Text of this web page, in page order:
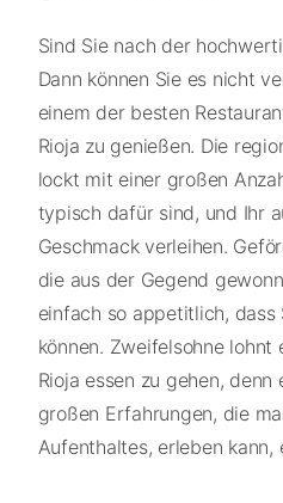
Sind Sie nach der
Dann können Sie es nicht
einem der besten
Rioja zu genießen. Die
lockt mit einer großen
typisch dafür sind, und Ihr
Geschmack verleihen.
die aus der Gegend
einfach so appetitlich,
können. Zweifelsohne lohnt
Rioja essen zu gehen,
großen Erfahrungen, die
Aufenthaltes, erleben kann,